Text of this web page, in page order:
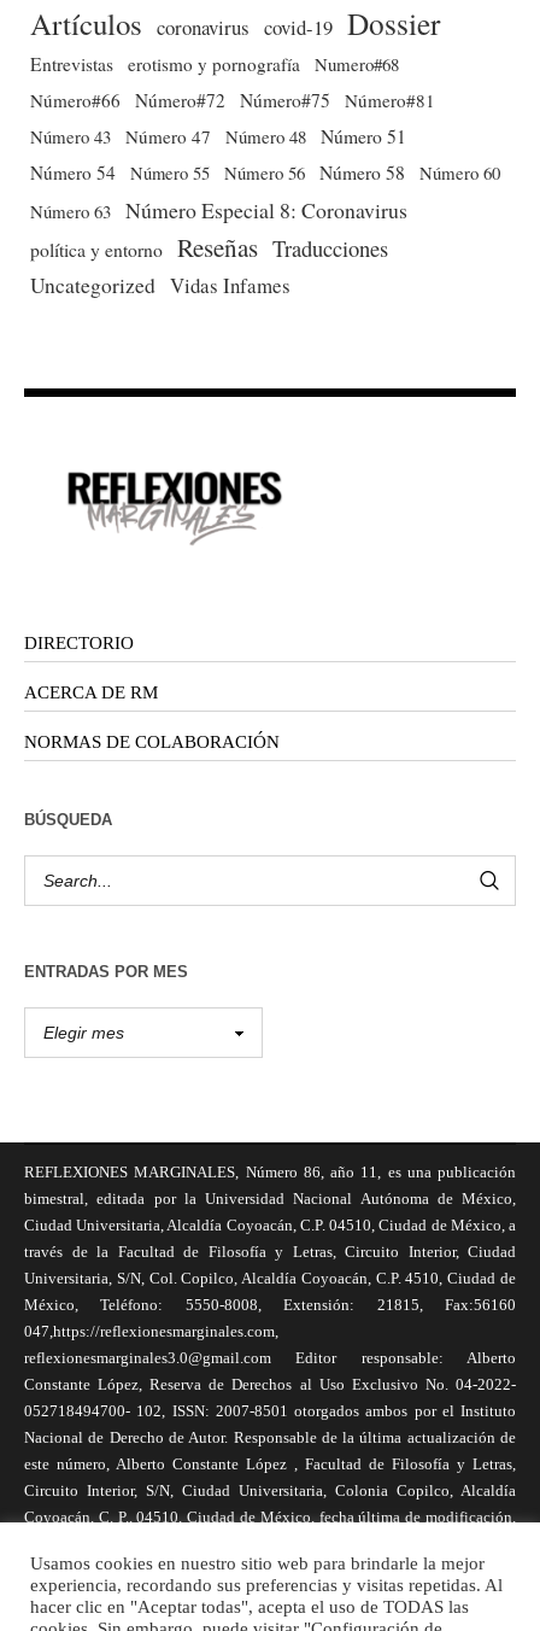
Artículos coronavirus covid-19 Dossier
Entrevistas erotismo y pornografía
Numero#68
Número#66
Número#72 Número#75
Número#81
Número 43 Número 47 Número 48 Número 51
Número 54 Número 55 Número 56 Número 58
Número 60
Número 63 Número Especial 8: Coronavirus
política y entorno Reseñas Traducciones
Uncategorized Vidas Infames
DIRECTORIO
ACERCA DE RM
NORMAS DE COLABORACIÓN
BÚSQUEDA
ENTRADAS POR MES
REFLEXIONES MARGINALES, Número 86, año 11, es una publicación
bimestral, editada por la Universidad Nacional Autónoma de México,
Ciudad Universitaria, Alcaldía Coyoacán, C.P. 04510, Ciudad de México, a
través de la Facultad de Filosofía y Letras, Circuito Interior, Ciudad
Universitaria, S/N, Col. Copilco, Alcaldía Coyoacán, C.P. 4510, Ciudad de
México, Teléfono: 5550-8008, Extensión: 21815, Fax:56160
047,https://reflexionesmarginales.com,
reflexionesmarginales3.0@gmail.com Editor responsable: Alberto
Constante López, Reserva de Derechos al Uso Exclusivo No. 04-2022-
052718494700- 102, ISSN: 2007-8501 otorgados ambos por el Instituto
Nacional de Derecho de Autor. Responsable de la última actualización de
este número, Alberto Constante López , Facultad de Filosofía y Letras,
Circuito Interior, S/N, Ciudad Universitaria, Colonia Copilco, Alcaldía
Coyoacán, C. P., 04510, Ciudad de México, fecha última de modificación,
necesariamente reflejan la postura de la revista, ni de Universidad Nacional
Autónoma de México. Los autores son responsables de los contenidos de
sus artículos. Se autoriza la reproducción total o parcial de los textos aquí
Usamos cookies en nuestro sitio web para brindarle la mejor
experiencia, recordando sus preferencias y visitas repetidas. Al
hacer clic en "Aceptar todas", acepta el uso de TODAS las